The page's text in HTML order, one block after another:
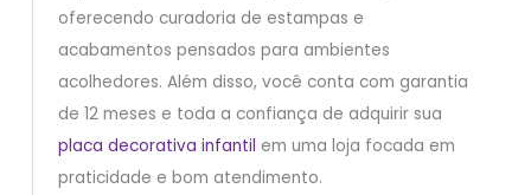
oferecendo curadoria de estampas e
acabamentos pensados para ambientes
acolhedores. Além disso, você conta com garantia
de 12 meses e toda a confiança de adquirir sua
placa decorativa infantil em uma loja focada em
praticidade e bom atendimento.